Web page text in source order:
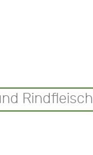
Rindfleisch